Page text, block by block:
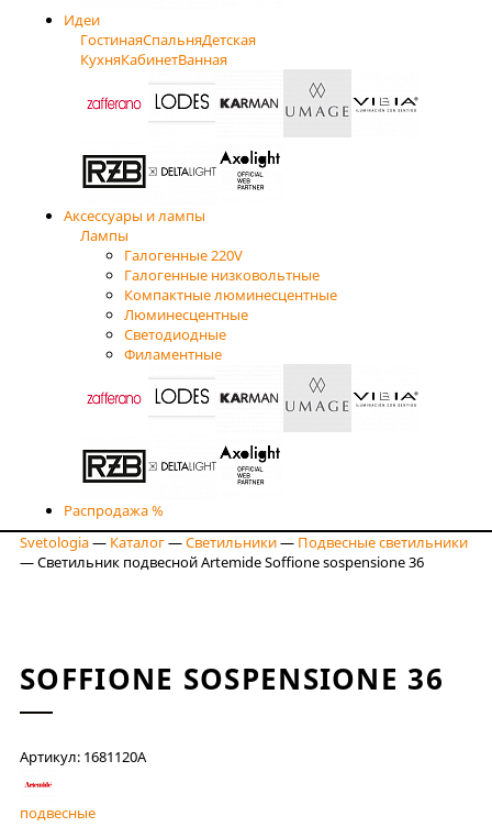
Идеи
ГостинаяСпальняДетская
КухняКабинетВанная
Аксессуары и лампы
Лампы
Галогенные 220V
Галогенные низковольтные
Компактные люминесцентные
Люминесцентные
Светодиодные
Филаментные
Распродажа %
Svetologia— Каталог—Светильники— Подвесные светильники
—Светильник подвесной Artemide Soffione sospensione 36
SOFFIONE SOSPENSIONE 36
Артикул: 1681120A
подвесные